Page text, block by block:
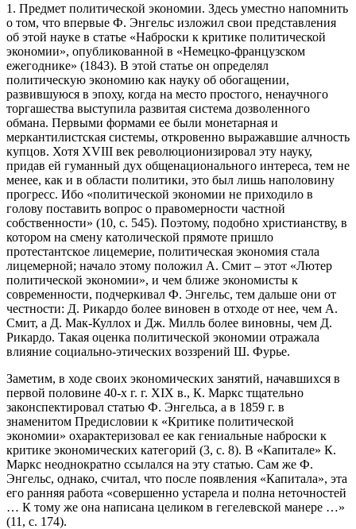
1. Предмет политической экономии. Здесь уместно напомнить
о том, что впервые Ф. Энгельс изложил свои представления
об этой науке в статье «Наброски к критике политической
экономии», опубликованной в «Немецко-французском
ежегоднике» (1843). В этой статье он определял
политическую экономию как науку об обогащении,
развившуюся в эпоху, когда на место простого, ненаучного
торгашества выступила развитая система дозволенного
обмана. Первыми формами ее были монетарная и
меркантилистская системы, откровенно выражавшие алчность
купцов. Хотя XVIII век революционизировал эту науку,
придав ей гуманный дух общенационального интереса, тем не
менее, как и в области политики, это был лишь наполовину
прогресс. Ибо «политической экономии не приходило в
голову поставить вопрос о правомерности частной
собственности» (10, с. 545). Поэтому, подобно христианству, в
котором на смену католической прямоте пришло
протестантское лицемерие, политическая экономия стала
лицемерной; начало этому положил А. Смит – этот «Лютер
политической экономии», и чем ближе экономисты к
современности, подчеркивал Ф. Энгельс, тем дальше они от
честности: Д. Рикардо более виновен в отходе от нее, чем А.
Смит, а Д. Мак-Куллох и Дж. Милль более виновны, чем Д.
Рикардо. Такая оценка политической экономии отражала
влияние социально-этических воззрений Ш. Фурье.
Заметим, в ходе своих экономических занятий, начавшихся в
первой половине 40-х г. г. XIX в., К. Маркс тщательно
законспектировал статью Ф. Энгельса, а в 1859 г. в
знаменитом Предисловии к «Критике политической
экономии» охарактеризовал ее как гениальные наброски к
критике экономических категорий (3, с. 8). В «Капитале» К.
Маркс неоднократно ссылался на эту статью. Сам же Ф.
Энгельс, однако, считал, что после появления «Капитала», эта
его ранняя работа «совершенно устарела и полна неточностей
… К тому же она написана целиком в гегелевской манере …»
(11, с. 174).